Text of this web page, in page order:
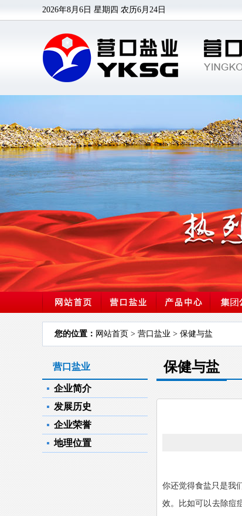
2026年8月6日 星期四 农历6月24日
您的位置： 网站首页 > 营口盐业 > 保健与盐
营口盐业
企业简介
发展历史
企业荣誉
地理位置
保健与盐
你还觉得食盐只是我
效。比如可以去除痘